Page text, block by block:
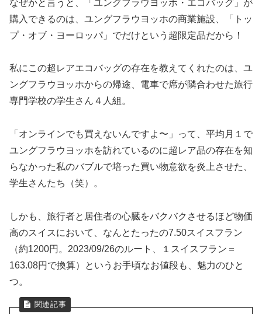
なぜかと言うと、「ユングフラウヨッホ・エコバッグ」が
購入できるのは、ユングフラウヨッホの商業施設、「トッ
プ・オブ・ヨーロッパ」でだけという超限定品だから！
私にこの超レアエコバッグの存在を教えてくれたのは、ユ
ングフラウヨッホからの帰途、電車で席が隣合わせた旅行
専門学校の学生さん４人組。
「オンラインでも買えないんですよ〜」って、平均月１で
ユングフラウヨッホを訪れているのに超レア品の存在を知
らなかった私のバブルで培った買い物意欲を炎上させた、
学生さんたち（笑）。
しかも、旅行者と居住者の心臓をバクバクさせるほど物価
高のスイスにおいて、なんとたったの7.50スイスフラン
（約1200円。2023/09/26のルート、１スイスフラン＝
163.08円で換算）というお手頃なお値段も、魅力のひと
つ。